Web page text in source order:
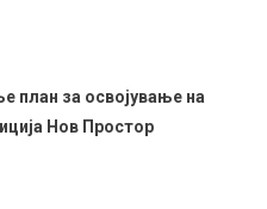
план за освојување на
Нов Простор